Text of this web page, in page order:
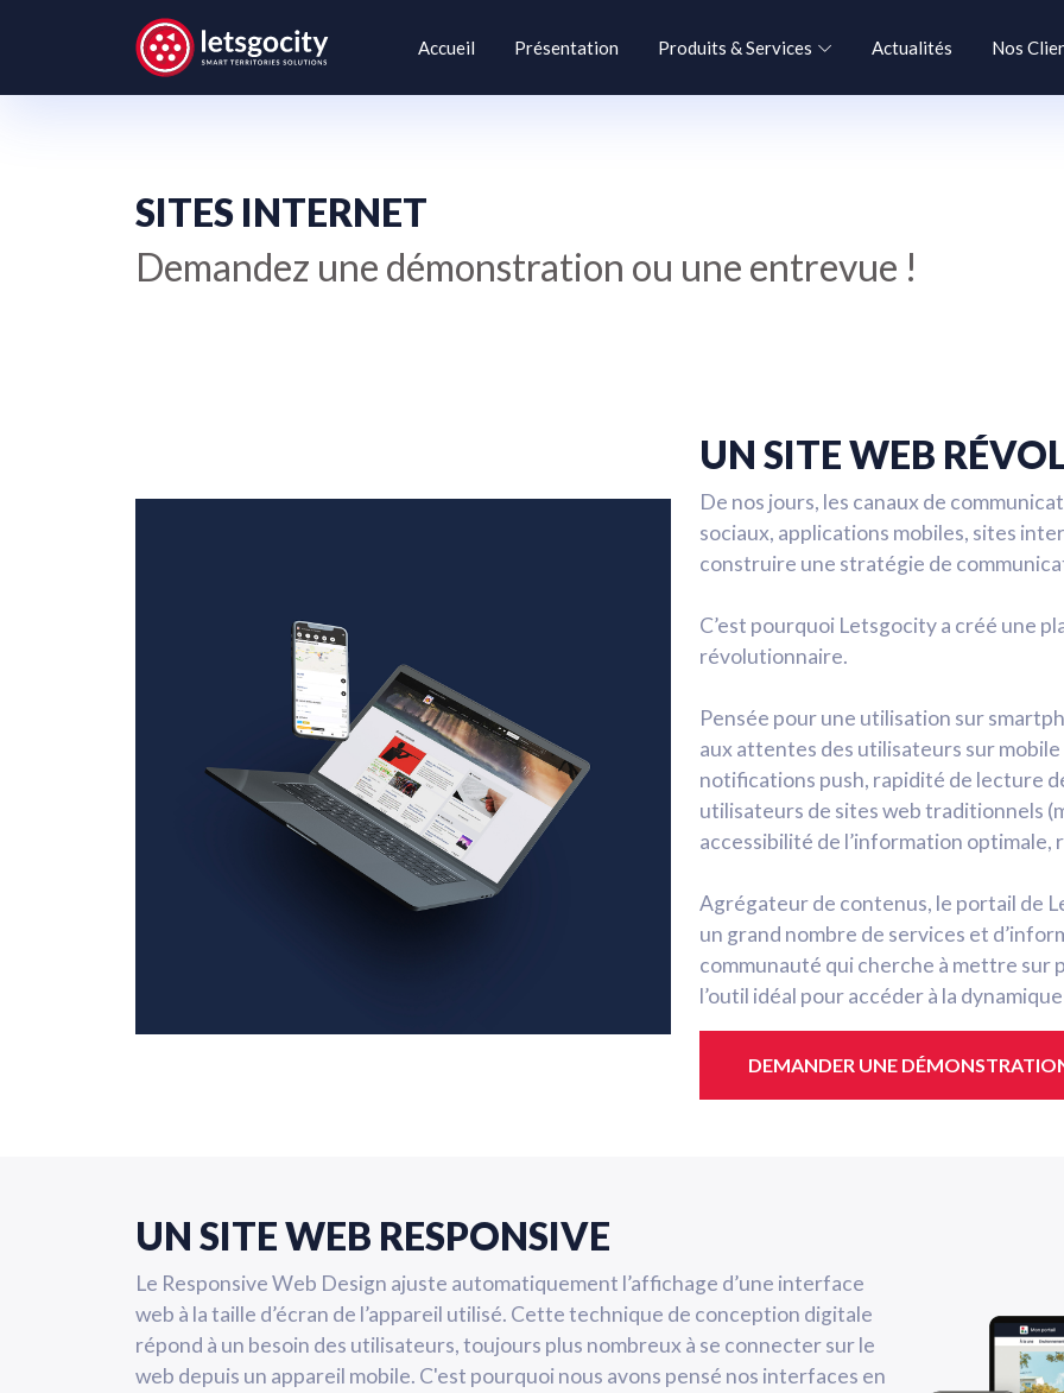
Accueil Présentation Produits & Services Actualités Nos
SITES INTERNET
Demandez une démonstration ou une entrevue !
UN SITE WEB
De nos jours, les canaux de
sociaux, applications mobiles, sites
construire une stratégie de
C’est pourquoi Letsgocity a créé une
révolutionnaire.
Pensée pour une utilisation sur
aux attentes des utilisateurs sur
notifications push, rapidité de lecture
utilisateurs de sites web traditionnels
accessibilité de l’information
Agrégateur de contenus, le portail de
un grand nombre de services et
communauté qui cherche à mettre sur
l’outil idéal pour accéder à la
DEMANDER UNE
UN SITE WEB RESPONSIVE
Le Responsive Web Design ajuste automatiquement l’affichage d’une interface
web à la taille d’écran de l’appareil utilisé. Cette technique de conception digitale
répond à un besoin des utilisateurs, toujours plus nombreux à se connecter sur le
web depuis un appareil mobile. C'est pourquoi nous avons pensé nos interfaces en